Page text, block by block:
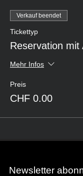
Verkauf beendet
Tickettyp
Reservation mit
Mehr Infos
Preis
CHF 0.00
Newsletter